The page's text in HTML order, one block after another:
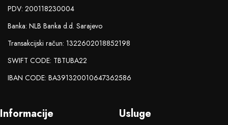
PDV: 200118230004
Banka: NLB Banka d.d. Sarajevo
Transakcijski račun: 1322602018852198
SWIFT CODE: TBTUBA22
IBAN CODE: BA391320010647362586
Informacije Usluge